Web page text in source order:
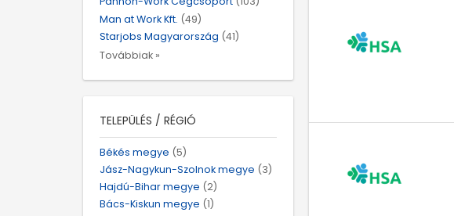
Man at Work Kft. (49)
Starjobs Magyarország (41)
Továbbiak »
TELEPÜLÉS / RÉGIÓ
Békés megye (5)
Jász-Nagykun-Szolnok megye (3)
Hajdú-Bihar megye (2)
Bács-Kiskun megye (1)